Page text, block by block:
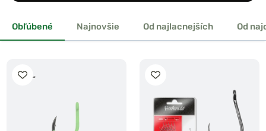
Obľúbené Najnovšie Od najlacnejších Od